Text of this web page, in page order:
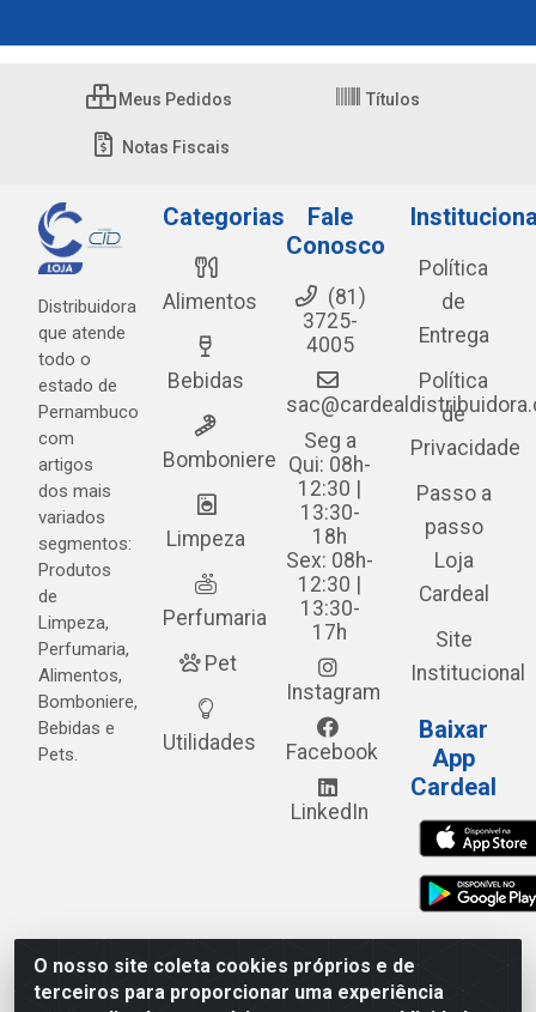
O nosso site coleta cookies próprios e de
terceiros para proporcionar uma experiência
Meus Pedidos Títulos
Notas Fiscais
Distribuidora
que atende
todo o
estado de
Pernambuco
com
artigos
dos mais
variados
segmentos:
Produtos
de
Limpeza,
Perfumaria,
Alimentos,
Bomboniere,
Bebidas e
Pets.
Categorias
Alimentos
Bebidas
Bomboniere
Limpeza
Perfumaria
Pet
Utilidades
Fale
Conosco
(81)
3725-
4005
Seg a
Qui: 08h-
12:30 |
13:30-
18h
Sex: 08h-
12:30 |
13:30-
17h
Instagram
Facebook
LinkedIn
Política
de
Entrega
Política
de
Privacidade
Passo a
passo
Loja
Cardeal
Site
Institucional
Baixar
App
Cardeal
Cardeal Distribuidora - Estrada Alto do Moura, 582 - Alto
do Moura - Caruaru/PE - CEP 55.040-120 - CNPJ